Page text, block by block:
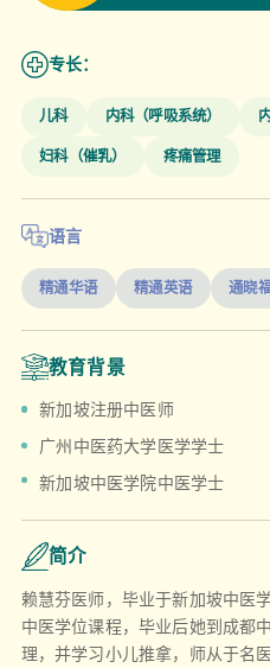
专长：
儿科 内科（呼吸系统）
妇科（催乳）
疼痛管理
语言
精通华语 精通英语 通晓
教育背景
新加坡注册中医师
广州中医药大学医学学士
新加坡中医学院中医学士
简介
赖慧芬医师，毕业于新加坡中医
中医学位课程，毕业后她到成都
理，并学习小儿推拿，师从于名